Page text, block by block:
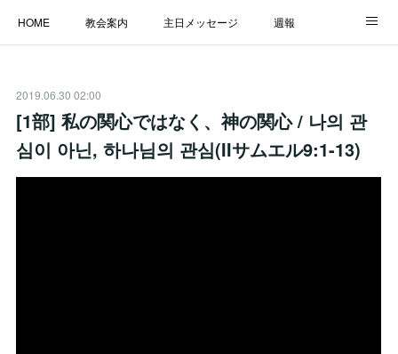
HOME 教会案内 主日メッセージ 週報
LINK
2019.06.30 02:00
[1部] 私の関心ではなく、神の関心 / 나의 관
심이 아닌, 하나님의 관심(IIサムエル9:1-13)